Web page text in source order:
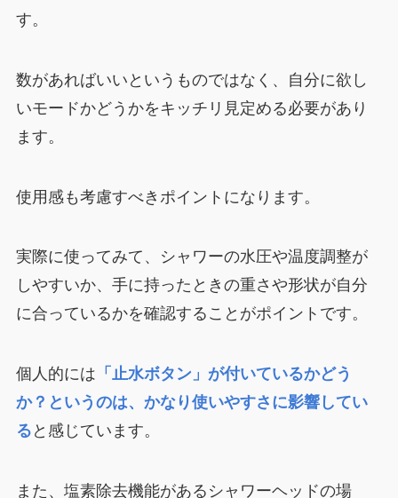
す。
数があればいいというものではなく、自分に欲し
いモードかどうかをキッチリ見定める必要があり
ます。
使用感も考慮すべきポイントになります。
実際に使ってみて、シャワーの水圧や温度調整が
しやすいか、手に持ったときの重さや形状が自分
に合っているかを確認することがポイントです。
個人的には 「止水ボタン」が付いているかどう
か？というのは、かなり使いやすさに影響してい
る と感じています。
また、塩素除去機能があるシャワーヘッドの場